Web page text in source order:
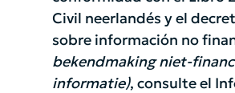
Civil neerlandés y el
sobre información no
bekendmaking niet-
informatie), consulte el